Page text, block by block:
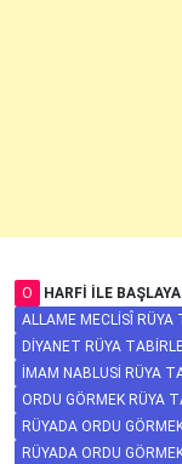
O
HARFI ILE
ALLAME MECLISÎ RÜYA
DIYANET RÜYA
İMAM NABLUSI RÜYA
ORDU GÖRMEK RÜYA
RÜYADA ORDU
RÜYADA ORDU